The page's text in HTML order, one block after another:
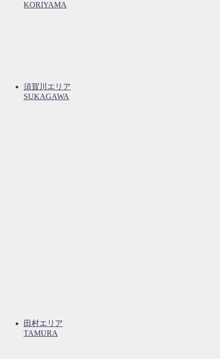
KORIYAMA
須賀川エリア
SUKAGAWA
田村エリア
TAMURA